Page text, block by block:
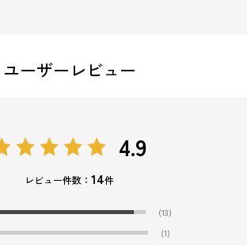
ユーザーレビュー
4.9
レビュー件数：14件
(13)
(1)